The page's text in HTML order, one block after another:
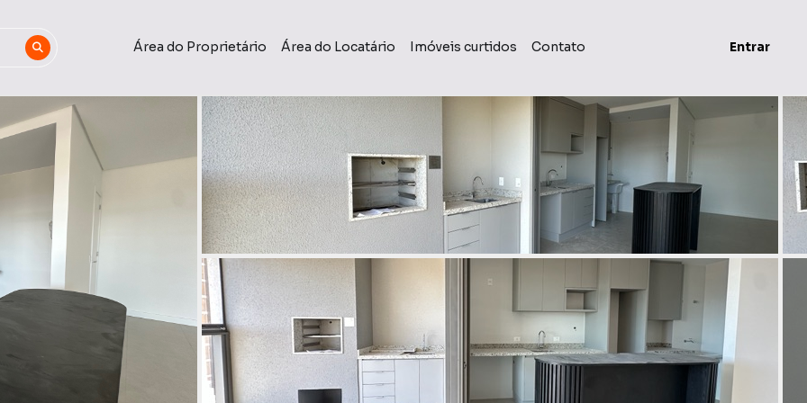
Área do Proprietário Área do Locatário Imóveis curtidos Contato Entrar